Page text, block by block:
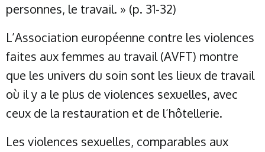
personnes, le travail. » (p. 31-32)
L’Association européenne contre les violences
faites aux femmes au travail (AVFT) montre
que les univers du soin sont les lieux de travail
où il y a le plus de violences sexuelles, avec
ceux de la restauration et de l’hôtellerie.
Les violences sexuelles, comparables aux